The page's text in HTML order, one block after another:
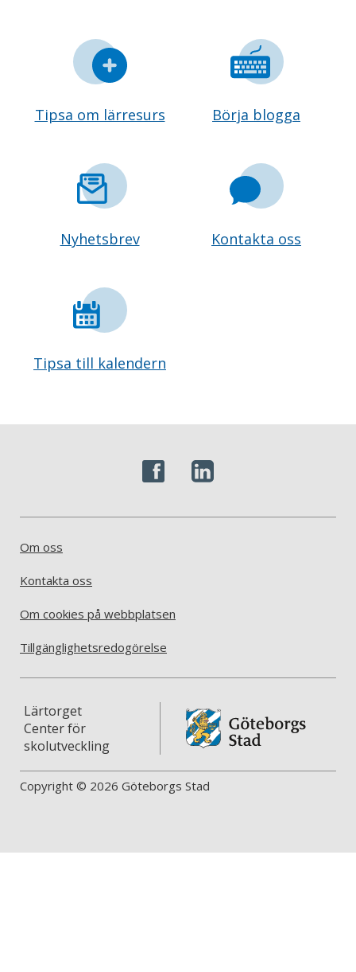
Tipsa om lärresurs Börja blogga
Nyhetsbrev Kontakta oss
Tipsa till kalendern
Om oss
Kontakta oss
Om cookies på webbplatsen
Tillgänglighetsredogörelse
Lärtorget
Center för
skolutveckling
Copyright © 2026 Göteborgs Stad